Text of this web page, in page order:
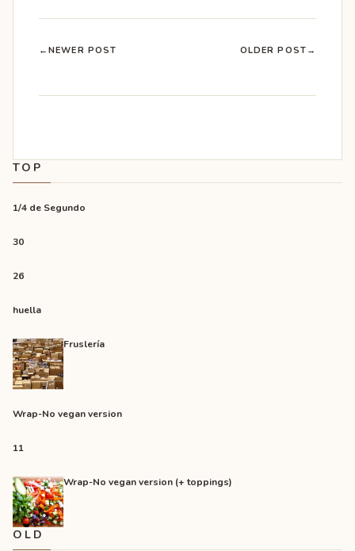
←NEWER POST OLDER POST →
TOP
1/4 de Segundo
30
26
huella
Fruslería
Wrap-No vegan version
11
Wrap-No vegan version (+ toppings)
OLD